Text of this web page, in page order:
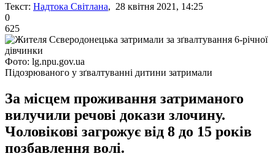
Текст: Надтока Світлана, 28 квітня 2021, 14:25
0
625
Фото: lg.npu.gov.ua
Підозрюваного у зґвалтуванні дитини затримали
За місцем проживання затриманого
вилучили речові докази злочину.
Чоловікові загрожує від 8 до 15 років
позбавлення волі.